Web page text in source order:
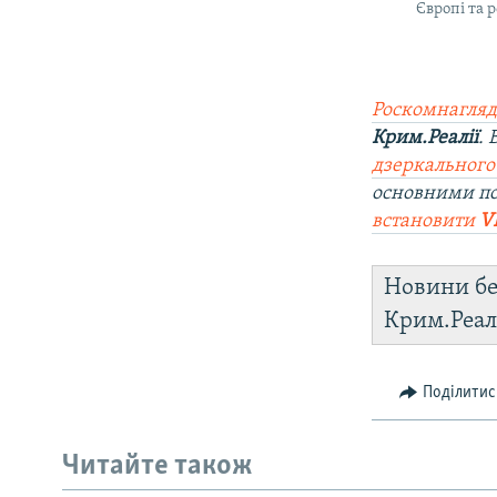
Європі та
Крим.Реалії.
основними
встановити
Новини
Читайте також